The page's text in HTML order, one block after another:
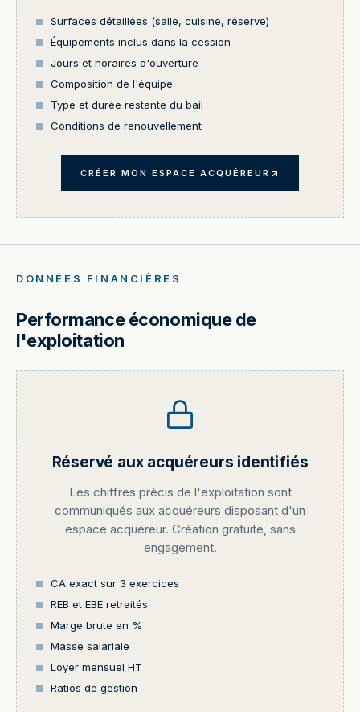
Surfaces détaillées (salle, cuisine, réserve)
Équipements inclus dans la cession
Jours et horaires d'ouverture
Composition de l'équipe
Type et durée restante du bail
Conditions de renouvellement
CRÉER MON ESPACE ACQUÉREUR
DONNÉES FINANCIÈRES
Performance économique de
l'exploitation
Réservé aux acquéreurs identifiés
Les chiffres précis de l'exploitation sont
communiqués aux acquéreurs disposant d'un
espace acquéreur. Création gratuite, sans
engagement.
CA exact sur 3 exercices
REB et EBE retraités
Marge brute en %
Masse salariale
Loyer mensuel HT
Ratios de gestion